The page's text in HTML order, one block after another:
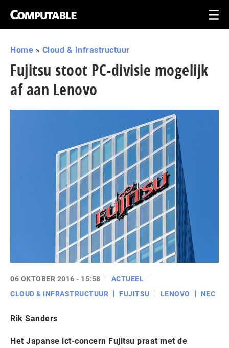
Home » Cloud & Infrastructuur
Fujitsu stoot PC-divisie mogelijk
af aan Lenovo
06 OKTOBER 2016 - 15:58
ACTUEEL
CLOUD & INFRASTRUCTUUR
FUJITSU LENOVO NEC
Rik Sanders
Het Japanse ict-concern Fujitsu praat met de